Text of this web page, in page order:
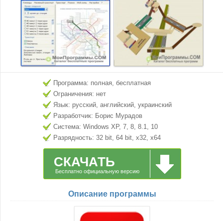
Программа: полная, бесплатная
Ограничения: нет
Язык: русский, английский, украинский
Разработчик: Борис Мурадов
Система: Windows XP, 7, 8, 8.1, 10
Разрядность: 32 bit, 64 bit, x32, x64
СКАЧАТЬ
Бесплатно официальную версию
Описание программы